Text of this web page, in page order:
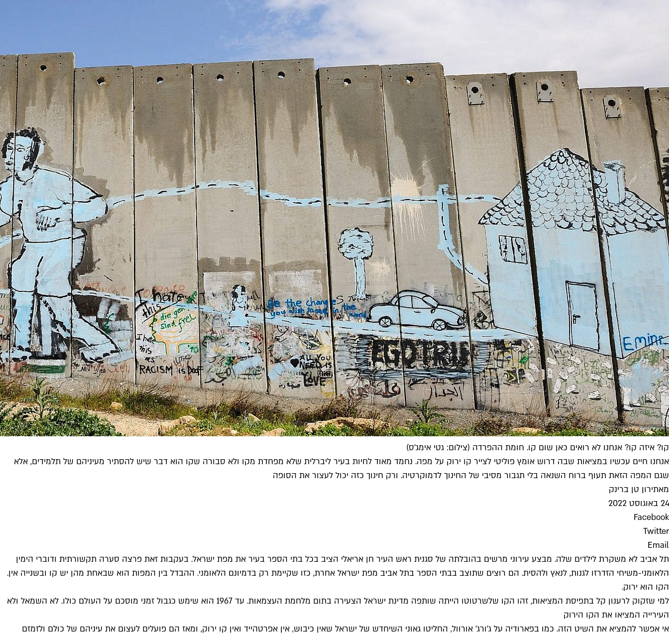
קו? איזה קו? אנחנו לא רואים כאן שום קו. חומת ההפרדה (צילום: גטי אימג'ס)
אנחנו חיים עכשיו במציאות שבה דרוש אומץ פוליטי לצייר קו ירוק על מפה. נחמד מאוד לחיות בעיר ליברלית שלא מפחדת מקו ולא סבורה שקו הוא דבר שיש להסתיר מעיניהם של תלמידים, אלא
שגם המפה הזאת תעוף ברוח השנאה בלי תגבור מסיבי של החינוך לדמוקרטיה. ורק חינוך כזה יכול לעצור את הסופה
מאתירון טן ברינק
24 באוגוסט 2022
Facebook
Twitter
Email
תל אביב לא משקרת לילדים שלה. מבצע עירוני מרשים בהובלתה של סגנית ראש העיר חן אריאלי הציב בכל בתי הספר בעיר את מפת ישראל. בעקבות זאת פרצה סערה תקשורתית ודוברי הימין
הלאומני-משיחי הזדרזו לגנות, לנאץ ולהסית. הם רוצים שתוצב בבתי הספר בתל אביב מפת ישראל אחרת, כזו שקיימת רק בדמיונם הלאומני. ההבדל בין המפות הוא שבאחת מהן יש קו ובשנייה אין.
הקו הוא ירוק.
למי שזקוק לרענון קל בתפיסת המציאות, זהו הקו שלשרטוטו הייתה שותפה מדינת ישראל הצעירה בתום מלחמת העצמאות. עד 1967 הוא שימש כגבול זמני מוסכם על העולם כולו. לא השמאל ולא
העירייה המציאו את הקו הירוק
אי אפשר להמציא את השיט הזה. כמו בפארודיה על ג'ורג' אורוול, החליטו גאוני השיחדש של ישראל שאין כיבוש, אין אפרטהייד ואין קו ירוק, ומאז הם פועלים לעצום את עיניהם של כולם ולזמזם